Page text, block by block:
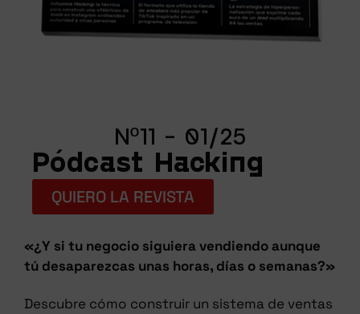
Nº11 - 01/25
Pódcast Hacking
QUIERO LA REVISTA
«¿Y si tu negocio siguiera vendiendo aunque
tú desaparezcas unas horas, días o semanas?»
Descubre cómo construir un sistema de ventas